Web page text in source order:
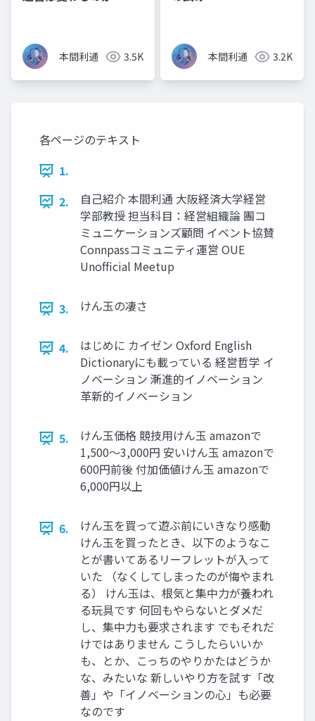
本間利通 3.5K 本間利通 3.2K
各ページのテキスト
1.
2.
自己紹介 本間利通 大阪経済大学経営
学部教授 担当科目：経営組織論 團コ
ミュニケーションズ顧問 イベント協賛
Connpassコミュニティ運営 OUE
Unofﬁcial Meetup
3. けん玉の凄さ
4.
はじめに カイゼン Oxford English
Dictionaryにも載っている 経営哲学 イ
ノベーション 漸進的イノベーション
革新的イノベーション
5.
けん玉価格 競技用けん玉 amazonで
1,500～3,000円 安いけん玉 amazonで
600円前後 付加価値けん玉 amazonで
6,000円以上
6.
けん玉を買って遊ぶ前にいきなり感動
けん玉を買ったとき、以下のようなこ
とが書いてあるリーフレットが入って
いた （なくしてしまったのが悔やまれ
る） けん玉は、根気と集中力が養われ
る玩具です 何回もやらないとダメだ
し、集中力も要求されます でもそれだ
けではありません こうしたらいいか
も、とか、こっちのやりかたはどうか
な、みたいな 新しいやり方を試す「改
善」や「イノベーションの心」も必要
なのです